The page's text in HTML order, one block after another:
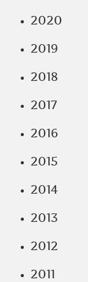
2020
2019
2018
2017
2016
2015
2014
2013
2012
2011